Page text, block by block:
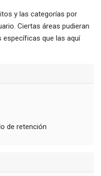
y las categorías por
Ciertas áreas pudieran
que las aquí
de retención